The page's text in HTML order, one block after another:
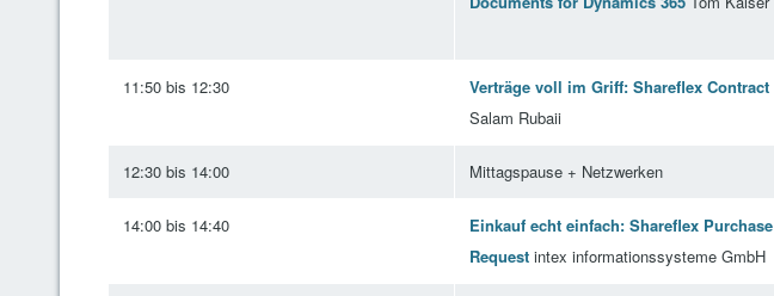
11:50 bis 12:30
Verträge voll im Griff: Shareflex Contract
Salam Rubaii
12:30 bis 14:00 Mittagspause + Netzwerken
14:00 bis 14:40
Einkauf echt einfach: Shareflex Purchase
Request intex informationssysteme GmbH